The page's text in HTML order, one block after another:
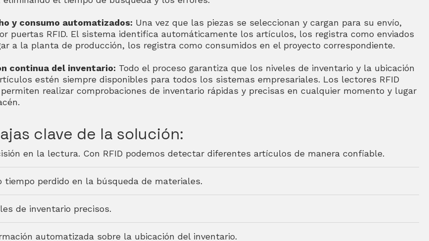
y consumo automatizados: Una vez que las piezas se seleccionan y cargan para su envío,
puertas RFID. El sistema identifica automáticamente los artículos, los registra como enviados
a la planta de producción, los registra como consumidos en el proyecto correspondiente.
continua del inventario: Todo el proceso garantiza que los niveles de inventario y la ubicación
estén siempre disponibles para todos los sistemas empresariales. Los lectores RFID
realizar comprobaciones de inventario rápidas y precisas en cualquier momento y lugar
clave de la solución:
en la lectura. Con RFID podemos detectar diferentes artículos de manera confiable.
tiempo perdido en la búsqueda de materiales.
de inventario precisos.
automatizada sobre la ubicación del inventario.